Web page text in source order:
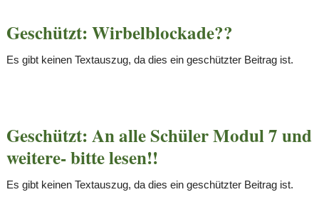
Geschützt: Wirbelblockade??
Es gibt keinen Textauszug, da dies ein geschützter Beitrag ist.
Geschützt: An alle Schüler Modul 7 und
weitere- bitte lesen!!
Es gibt keinen Textauszug, da dies ein geschützter Beitrag ist.